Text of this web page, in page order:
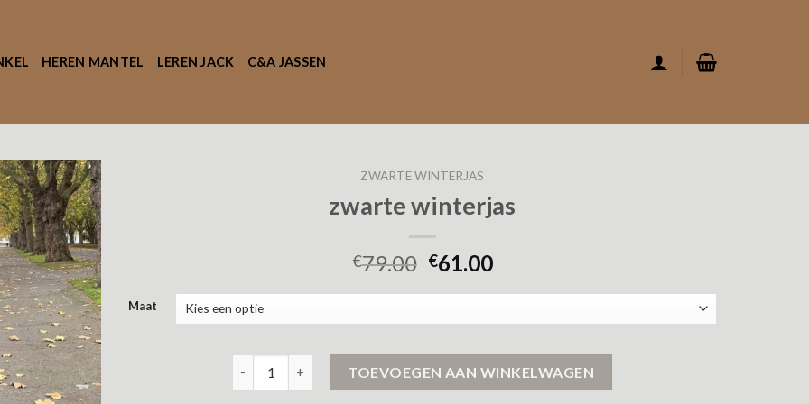
HEREN MANTEL LEREN JACK C&A JASSEN
ZWARTE WINTERJAS
zwarte winterjas
€79.00 €61.00
Maat
TOEVOEGEN AAN WINKELWAGEN